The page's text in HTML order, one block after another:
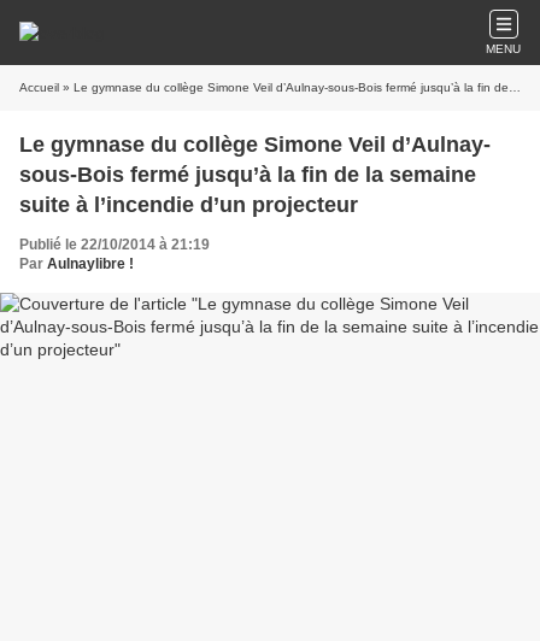
MENU
Accueil » Le gymnase du collège Simone Veil d’Aulnay-sous-Bois fermé jusqu’à la fin de la semaine suite à l’incendie d’un projecteur
Le gymnase du collège Simone Veil d’Aulnay-
sous-Bois fermé jusqu’à la fin de la semaine
suite à l’incendie d’un projecteur
Publié le 22/10/2014 à 21:19
Par Aulnaylibre !